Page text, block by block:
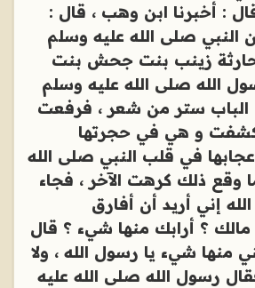
: أخبرنا ابن وهب ، قال :
النبي صلى الله عليه وسلم
زينب بنت جحش بنت
الله صلى الله عليه وسلم
الباب ستر من شعر ، فرفعت
و هي في حجرتها
في قلب النبي صلى الله
وقع ذلك كرهت الآخر ، فجاء
إني أريد أن أفارق
؟ أرابك منها شيء ؟ قال
منها شيء يا رسول الله ، ولا
رسول الله صلى الله عليه